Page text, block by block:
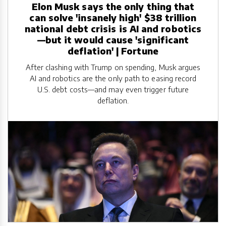
Elon Musk says the only thing that
can solve 'insanely high' $38 trillion
national debt crisis is AI and robotics
—but it would cause 'significant
deflation' | Fortune
After clashing with Trump on spending, Musk argues
AI and robotics are the only path to easing record
U.S. debt costs—and may even trigger future
deflation.